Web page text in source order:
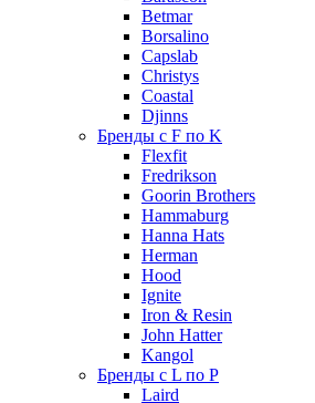
Betmar
Borsalino
Capslab
Christys
Coastal
Djinns
Бренды с F по K
Flexfit
Fredrikson
Goorin Brothers
Hammaburg
Hanna Hats
Herman
Hood
Ignite
Iron & Resin
John Hatter
Kangol
Бренды с L по P
Laird